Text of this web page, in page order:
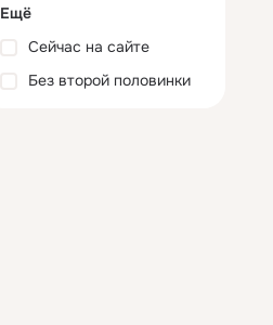
Ещё
Сейчас на сайте
Без второй половинки